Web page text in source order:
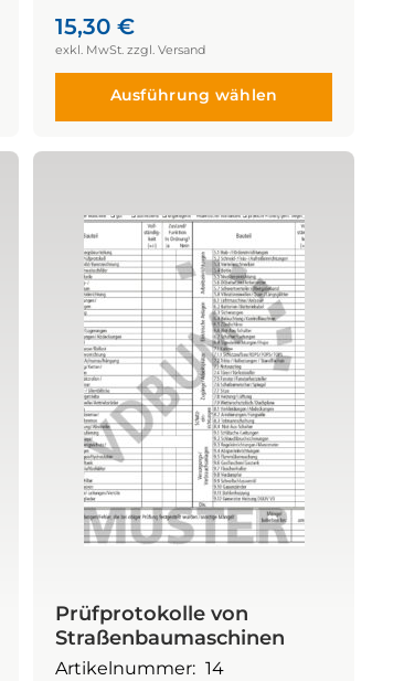
15,30 €
Ausführung wählen
Prüfprotokolle von
Straßenbaumaschinen
Artikelnummer: 14